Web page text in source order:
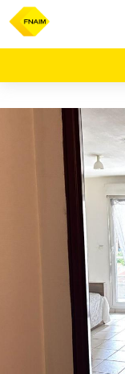
APPARTEMENT